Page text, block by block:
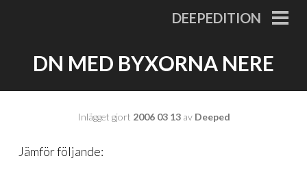
DEEPEDITION
DN MED BYXORNA NERE
Inlägget gjort 2006 03 13av Deeped
Jämför följande: